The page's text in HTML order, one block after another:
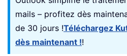
mails – profitez dès
de 30 jours !Téléchargez
dès maintenant !!